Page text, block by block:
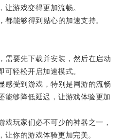
让游戏变得更加流畅。
能够得到贴心的加速支持。
要先下载并安装，然后在启动
可轻松开启加速模式。
受到游戏，特别是网游的流畅
能够降低延迟，让游戏体验更加
玩家们必不可少的神器之一，
你的游戏体验更加完美。